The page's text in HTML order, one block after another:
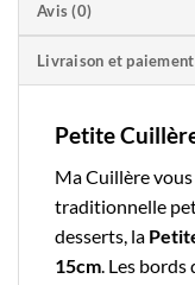
Avis (0)
Livraison et paiement
Petite
Ma Cuillère
traditionnelle
desserts, la
15cm . Les